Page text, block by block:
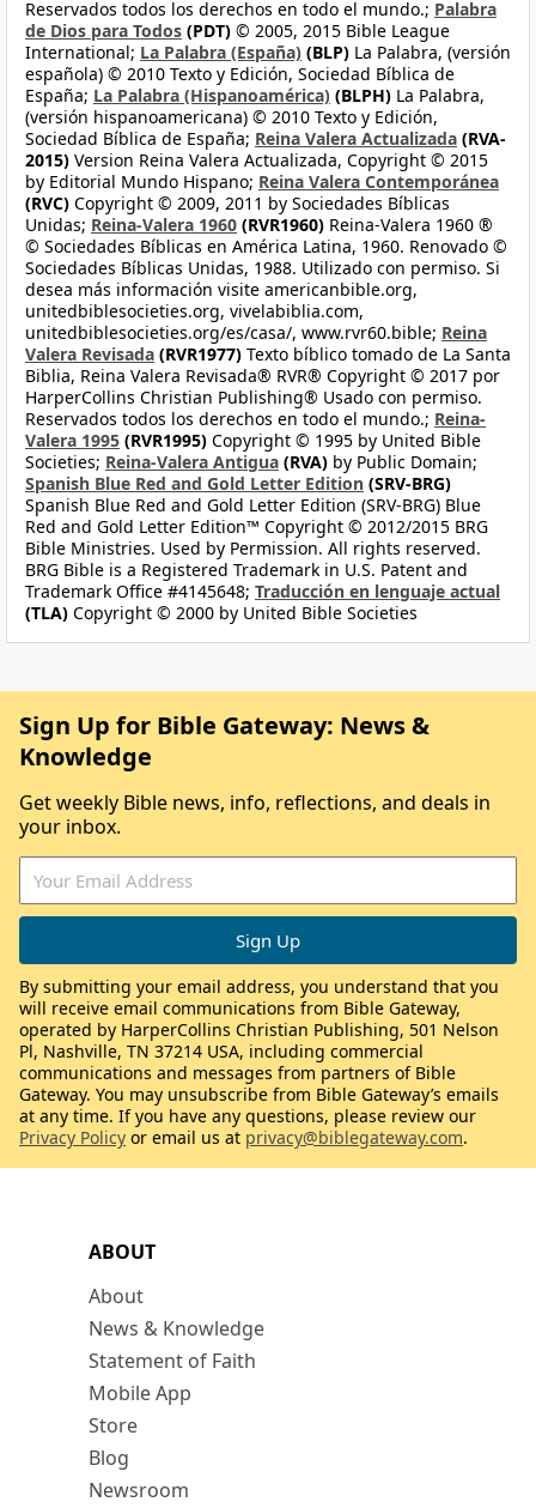
Reservados todos los derechos en todo el mundo.; Palabra
de Dios para Todos (PDT) © 2005, 2015 Bible League
International; La Palabra (España) (BLP) La Palabra, (versión
española) © 2010 Texto y Edición, Sociedad Bíblica de
España; La Palabra (Hispanoamérica) (BLPH) La Palabra,
(versión hispanoamericana) © 2010 Texto y Edición,
Sociedad Bíblica de España; Reina Valera Actualizada (RVA-
2015) Version Reina Valera Actualizada, Copyright © 2015
by Editorial Mundo Hispano; Reina Valera Contemporánea
(RVC) Copyright © 2009, 2011 by Sociedades Bíblicas
Unidas; Reina-Valera 1960 (RVR1960) Reina-Valera 1960 ®
© Sociedades Bíblicas en América Latina, 1960. Renovado ©
Sociedades Bíblicas Unidas, 1988. Utilizado con permiso. Si
desea más información visite americanbible.org,
unitedbiblesocieties.org, vivelabiblia.com,
unitedbiblesocieties.org/es/casa/, www.rvr60.bible; Reina
Valera Revisada (RVR1977) Texto bíblico tomado de La Santa
Biblia, Reina Valera Revisada® RVR® Copyright © 2017 por
HarperCollins Christian Publishing® Usado con permiso.
Reservados todos los derechos en todo el mundo.; Reina-
Valera 1995 (RVR1995) Copyright © 1995 by United Bible
Societies; Reina-Valera Antigua (RVA) by Public Domain;
Spanish Blue Red and Gold Letter Edition (SRV-BRG)
Spanish Blue Red and Gold Letter Edition (SRV-BRG) Blue
Red and Gold Letter Edition™ Copyright © 2012/2015 BRG
Bible Ministries. Used by Permission. All rights reserved.
BRG Bible is a Registered Trademark in U.S. Patent and
Trademark Office #4145648; Traducción en lenguaje actual
(TLA) Copyright © 2000 by United Bible Societies
ABOUT
About
News & Knowledge
Statement of Faith
Mobile App
Store
Blog
Newsroom
Sign Up for Bible Gateway: News &
Knowledge
Get weekly Bible news, info, reflections, and deals in
your inbox.
By submitting your email address, you understand that you
will receive email communications from Bible Gateway,
operated by HarperCollins Christian Publishing, 501 Nelson
Pl, Nashville, TN 37214 USA, including commercial
communications and messages from partners of Bible
Gateway. You may unsubscribe from Bible Gateway’s emails
at any time. If you have any questions, please review our
Privacy Policy or email us at privacy@biblegateway.com.